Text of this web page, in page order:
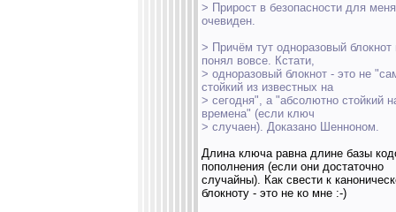
> Прирост в безопасности для
очевиден.
> Причём тут одноразовый блокнот
понял вовсе. Кстати,
> одноразовый блокнот - это не
стойкий из известных на
> сегодня", а "абсолютно стойкий
времена" (если ключ
> случаен). Доказано Шенноном.
Длина ключа равна длине базы
пополнения (если они достаточно
случайны). Как свести к
блокноту - это не ко мне :-)